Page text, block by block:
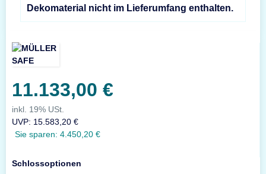
Dekomaterial nicht im Lieferumfang enthalten.
11.133,00 €
inkl. 19% USt.
UVP: 15.583,20 €
Sie sparen: 4.450,20 €
Schlossoptionen